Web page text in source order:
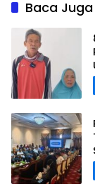
Baca Juga